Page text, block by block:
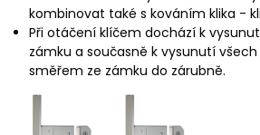
kombinovat také s kováním klika -
Při otáčení klíčem dochází k
zámku a současně k vysunutí
směřem ze zámku do zárubně.